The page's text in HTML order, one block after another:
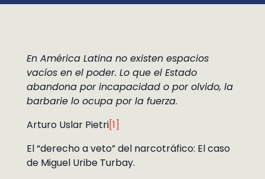
En América Latina no existen espacios
vacíos en el poder. Lo que el Estado
abandona por incapacidad o por olvido, la
barbarie lo ocupa por la fuerza.
Arturo Uslar Pietri[1]
El “derecho a veto” del narcotráfico: El caso
de Miguel Uribe Turbay.